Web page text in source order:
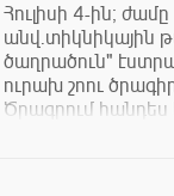
Հուլիսի 4-ին;
անվ.տիկնիկային
ծաղրածուն"
ուրախ շոու
Ծրագրում